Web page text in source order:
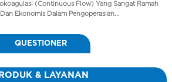
(Continuous Flow) Yang Sangat Ramah
Ekonomis Dalam Pengoperasian...
QUESTIONER
& LAYANAN